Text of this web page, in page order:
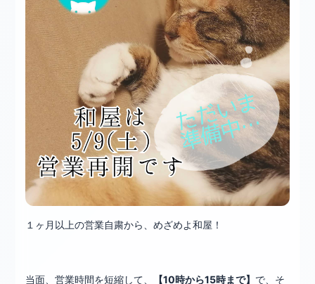
１ヶ月以上の営業自粛から、めざめよ和屋！
当面、営業時間を短縮して、 【10時から15時まで】 で、そ